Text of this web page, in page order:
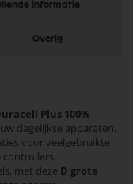
informatie
Overig
Plus 100%
dagelijkse apparaten.
voor veelgebruikte
controllers,
met deze D grote